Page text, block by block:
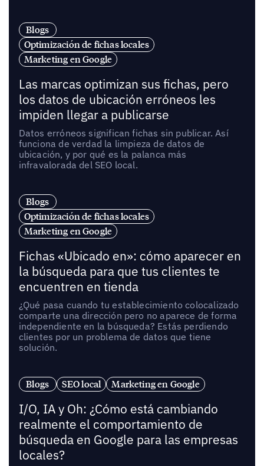
Blogs
Optimización de fichas locales
Marketing en Google
Las marcas optimizan sus fichas, pero
los datos de ubicación erróneos les
impiden llegar a publicarse
Datos erróneos significan fichas sin publicar. Así
funciona de verdad la limpieza de datos de
ubicación, y por qué es la palanca más
infravalorada del SEO local.
Blogs
Optimización de fichas locales
Marketing en Google
Fichas «Ubicado en»: cómo aparecer en
la búsqueda para que tus clientes te
encuentren en tienda
¿Qué pasa cuando tu establecimiento colocalizado
comparte una dirección pero no aparece de forma
independiente en la búsqueda? Estás perdiendo
clientes por un problema de datos que tiene
solución.
Blogs SEO local Marketing en Google
I/O, IA y Oh: ¿Cómo está cambiando
realmente el comportamiento de
búsqueda en Google para las empresas
locales?